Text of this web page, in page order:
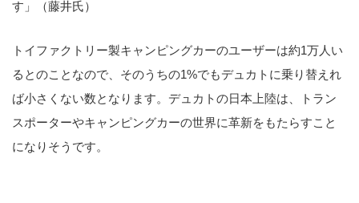
す」（藤井氏）
トイファクトリー製キャンピングカーのユーザーは約1万人い
るとのことなので、そのうちの1%でもデュカトに乗り替えれ
ば小さくない数となります。デュカトの日本上陸は、トラン
スポーターやキャンピングカーの世界に革新をもたらすこと
になりそうです。